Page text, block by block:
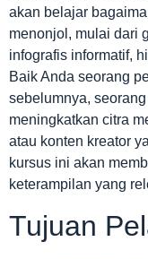
akan belajar
menonjol, mulai dari
infografis informatif,
Baik Anda seorang
sebelumnya,
meningkatkan citra
atau konten kreator
kursus ini akan
keterampilan yang
Tujuan